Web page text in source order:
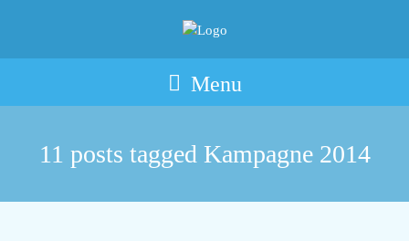
Menu
11 posts tagged Kampagne 2014